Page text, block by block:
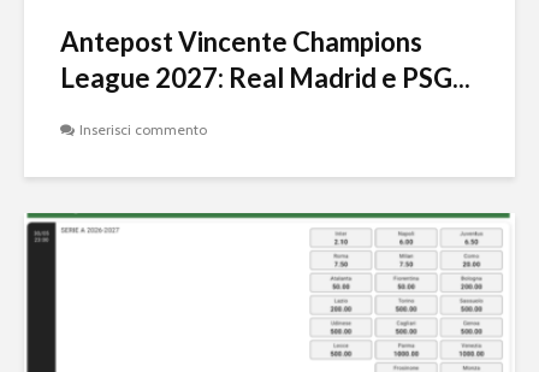
Antepost Vincente Champions
League 2027: Real Madrid e PSG...
Inserisci commento